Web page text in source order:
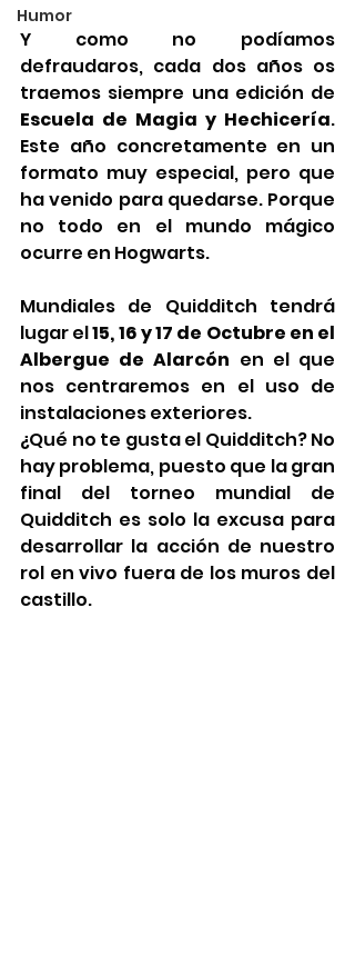
Humor
Y como no podíamos
defraudaros, cada dos años os
Escuela de Magia y Hechicería.
Este año concretamente en un
formato muy especial, pero que
ha venido para quedarse. Porque
no todo en el mundo mágico
ocurre en Hogwarts.
Mundiales de Quidditch tendrá
lugar el 15, 16 y 17 de Octubre en el
Albergue de Alarcón en el que
nos centraremos en el uso de
instalaciones exteriores.
¿Qué no te gusta el Quidditch? No
hay problema, puesto que la gran
final del torneo mundial de
Quidditch es solo la excusa para
desarrollar la acción de nuestro
rol en vivo fuera de los muros del
castillo.